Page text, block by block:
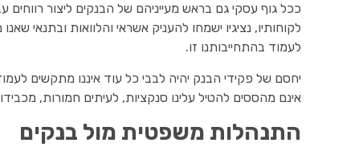
ככל גוף עסקי גם בראש מעייניהם של הבנקים ליצור
לקוחותיו, נציגיו ישמחו להעניק אשראי והלוואות ובתנאי
לעמוד בהתחייבותנו זו.
יחסם של פקידי הבנק יהיה לבבי כל עוד איננו מתקשים
אינם מהססים להטיל עלינו סנקציות, לעיתים חמורות,
התנהלות משפטית מול בנקים